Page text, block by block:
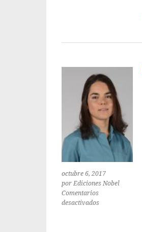
octubre 6, 2017
por Ediciones Nobel
Comentarios
desactivadosen